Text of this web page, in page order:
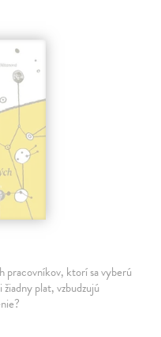
pracovníkov, ktorí sa vyberú
plat, vzbudzujú